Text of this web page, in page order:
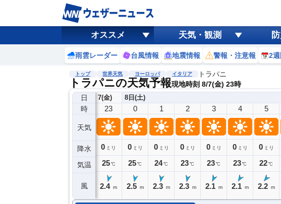
オススメ 天気・観測
雨雲レーダー 台風情報 地震情報 警報・注意報 2
トップ 世界天気 ヨーロッパ イタリア トラパニ
トラパニの天気予報現地時刻 8/7(金) 23時
日
時
天気
降水
気温
風
7(金)
23
0 ミリ
25 ℃
2.4 m
8日(土)
0
0 ミリ
25℃
2.5 m
1
0 ミリ
24℃
2.3 m
2
0 ミリ
23℃
2.3 m
3
0 ミリ
23℃
2.1 m
4
0 ミリ
23℃
2.1 m
5
0 ミリ
22℃
2.2 m